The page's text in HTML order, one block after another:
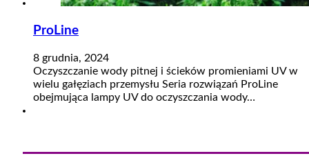
ProLine
8 grudnia, 2024
Oczyszczanie wody pitnej i ścieków promieniami UV w
wielu gałęziach przemysłu Seria rozwiązań ProLine
obejmująca lampy UV do oczyszczania wody…